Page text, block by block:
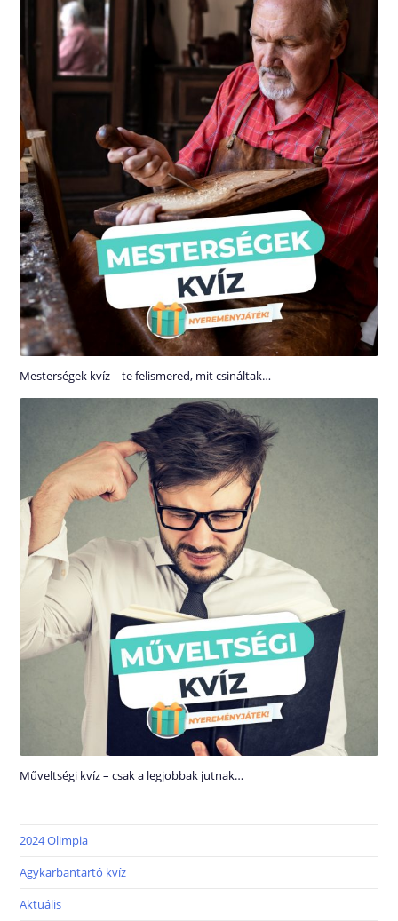
Mesterségek kvíz – te felismered, mit csináltak…
Műveltségi kvíz – csak a legjobbak jutnak…
2024 Olimpia
Agykarbantartó kvíz
Aktuális